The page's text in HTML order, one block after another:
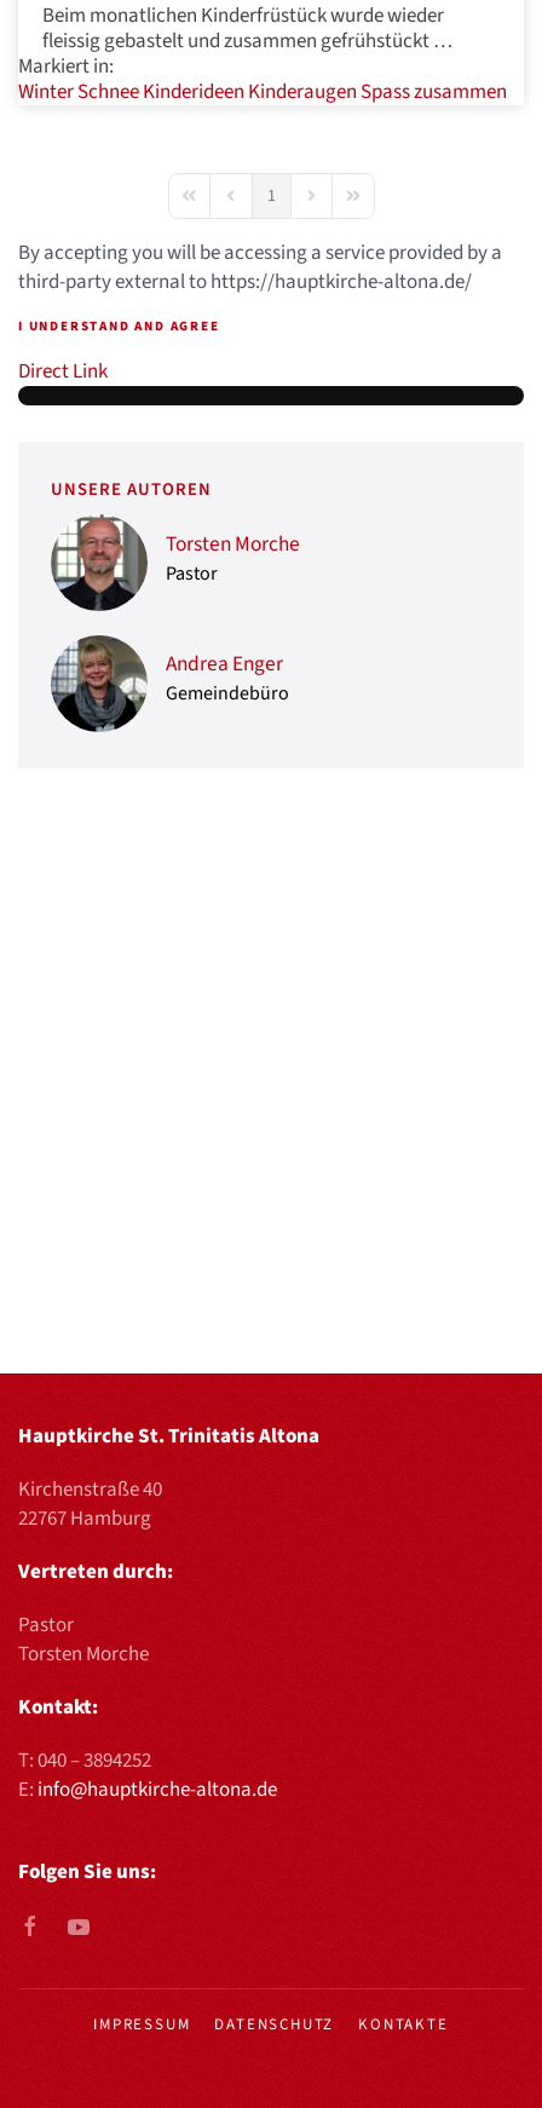
Beim monatlichen Kinderfrüstück wurde wieder
fleissig gebastelt und zusammen gefrühstückt …
Markiert in:
WinterSchneeKinderideen Kinderaugen Spasszusammen
First PagePrevious Page
1 Next PageLast Page
By accepting you will be accessing a service provided by a
third-party external to https://hauptkirche-altona.de/
I UNDERSTAND AND AGREE
Direct Link
UNSERE AUTOREN
Torsten Morche
Pastor
Andrea Enger
Gemeindebüro
Hauptkirche St. Trinitatis Altona
Kirchenstraße 40
22767 Hamburg
Vertreten durch:
Pastor
Torsten Morche
Kontakt:
T:040 – 3894252
E: info@hauptkirche-altona.de
Folgen Sie uns:
IMPRESSUM DATENSCHUTZ KONTAKTE